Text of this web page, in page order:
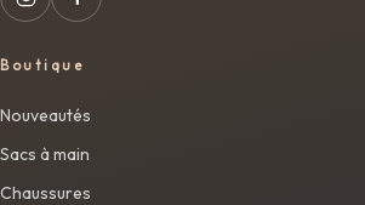
Boutique
Nouveautés
Sacs à main
Chaussures